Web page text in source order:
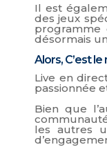
Il est
des jeux
programme
désormais
Alors, C’est
Live en
passionnée
Bien que
les autres